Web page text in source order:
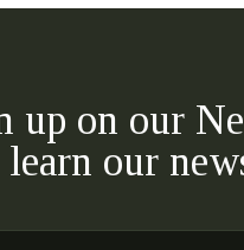
up on our
our